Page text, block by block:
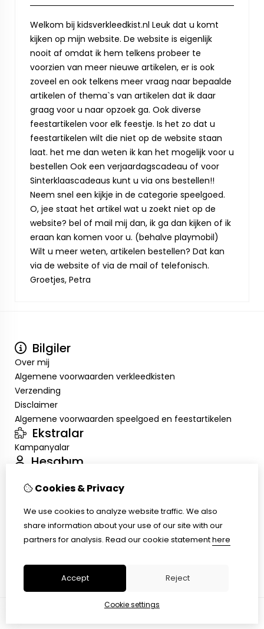
Welkom bij kidsverkleedkist.nl Leuk dat u komt
kijken op mijn website. De website is eigenlijk
nooit af omdat ik hem telkens probeer te
voorzien van meer nieuwe artikelen, er is ook
zoveel en ook telkens meer vraag naar bepaalde
artikelen of thema`s van artikelen dat ik daar
graag voor u naar opzoek ga. Ook diverse
feestartikelen voor elk feestje. Is het zo dat u
feestartikelen wilt die niet op de website staan
laat. het me dan weten ik kan het mogelijk voor u
bestellen Ook een verjaardagscadeau of voor
Sinterklaascadeaus kunt u via ons bestellen!!
Neem snel een kijkje in de categorie speelgoed.
O, jee staat het artikel wat u zoekt niet op de
website? bel of mail mij dan, ik ga dan kijken of ik
eraan kan komen voor u. (behalve playmobil)
Wilt u meer weten, artikelen bestellen? Dat kan
via de website of via de mail of telefonisch.
Groetjes, Petra
Bilgiler
Over mij
Algemene voorwaarden verkleedkisten
Verzending
Disclaimer
Algemene voorwaarden speelgoed en feestartikelen
Ekstralar
Kampanyalar
Hesabım
Sipariş Geçmişim
Müşteri Servisi
Ürün İadesi
Cookies & Privacy
We use cookies to analyze website traffic. We also
share information about your use of our site with our
partners for analysis. Read our cookie statementhere
Accept Reject
Cookie settings